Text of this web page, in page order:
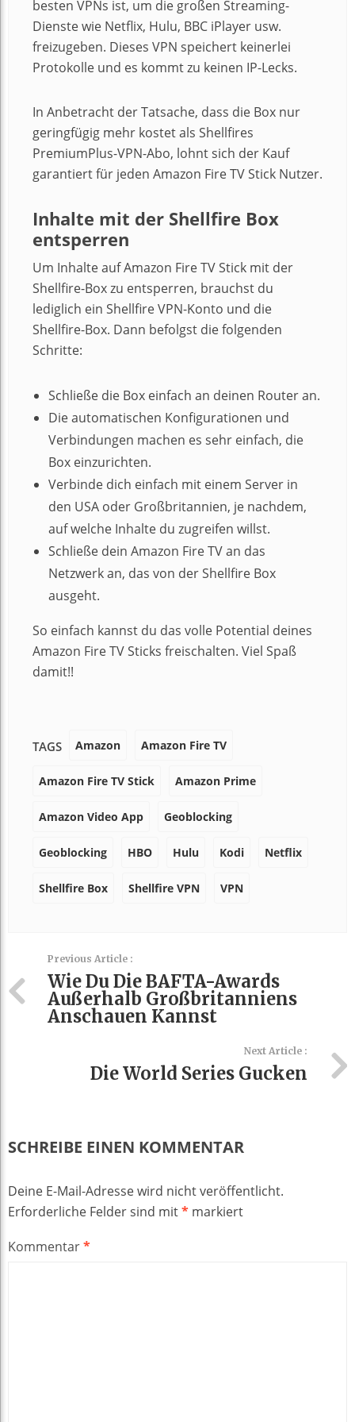
besten VPNs ist, um die großen Streaming-
Dienste wie Netflix, Hulu, BBC iPlayer usw.
freizugeben. Dieses VPN speichert keinerlei
Protokolle und es kommt zu keinen IP-Lecks.
In Anbetracht der Tatsache, dass die Box nur
geringfügig mehr kostet als Shellfires
PremiumPlus-VPN-Abo, lohnt sich der Kauf
garantiert für jeden Amazon Fire TV Stick Nutzer.
Inhalte mit der Shellfire Box
entsperren
Um Inhalte auf Amazon Fire TV Stick mit der
Shellfire-Box zu entsperren, brauchst du
lediglich ein Shellfire VPN-Konto und die
Shellfire-Box. Dann befolgst die folgenden
Schritte:
Schließe die Box einfach an deinen Router an.
Die automatischen Konfigurationen und
Verbindungen machen es sehr einfach, die
Box einzurichten.
Verbinde dich einfach mit einem Server in
den USA oder Großbritannien, je nachdem,
auf welche Inhalte du zugreifen willst.
Schließe dein Amazon Fire TV an das
Netzwerk an, das von der Shellfire Box
ausgeht.
So einfach kannst du das volle Potential deines
Amazon Fire TV Sticks freischalten. Viel Spaß
damit!!
TAGS Amazon Amazon Fire TV
Amazon Fire TV Stick Amazon Prime
Amazon Video App Geoblocking
Geoblocking HBO Hulu Kodi Netflix
Shellfire Box Shellfire VPN VPN
Previous Article :
Wie Du Die BAFTA-Awards
Außerhalb Großbritanniens
Anschauen Kannst
Next Article :
Die World Series Gucken
SCHREIBE EINEN KOMMENTAR
Deine E-Mail-Adresse wird nicht veröffentlicht.
Erforderliche Felder sind mit* markiert
Kommentar*